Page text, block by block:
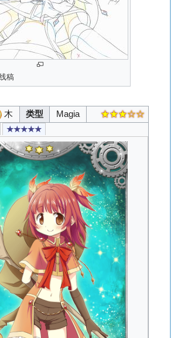
稿
木 类型 Magia ★★★☆☆
★★★★★